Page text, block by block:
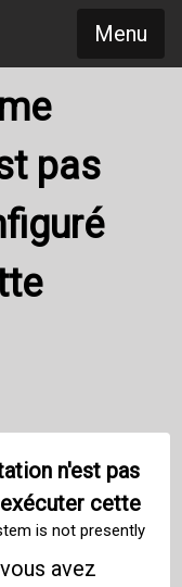
Menu
pas
n'est pas
cette
is not presently
avez